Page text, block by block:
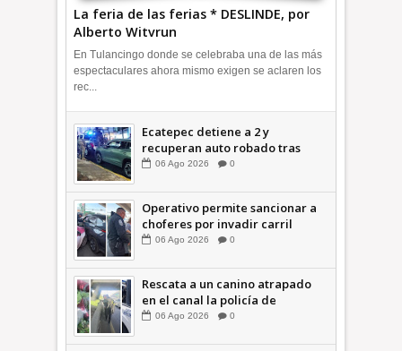
La feria de las ferias * DESLINDE, por
Alberto Witvrun
En Tulancingo donde se celebraba una de las más
espectaculares ahora mismo exigen se aclaren los
rec...
Ecatepec detiene a 2 y
recuperan auto robado tras
operativo con Tecámac +Video
06 Ago 2026 0
Operativo permite sancionar a
choferes por invadir carril
confinado: Ecatepec +Video |
06 Ago 2026 0
Rescata a un canino atrapado
en el canal la policía de
Ecatepec INFORMATIVA
06 Ago 2026 0